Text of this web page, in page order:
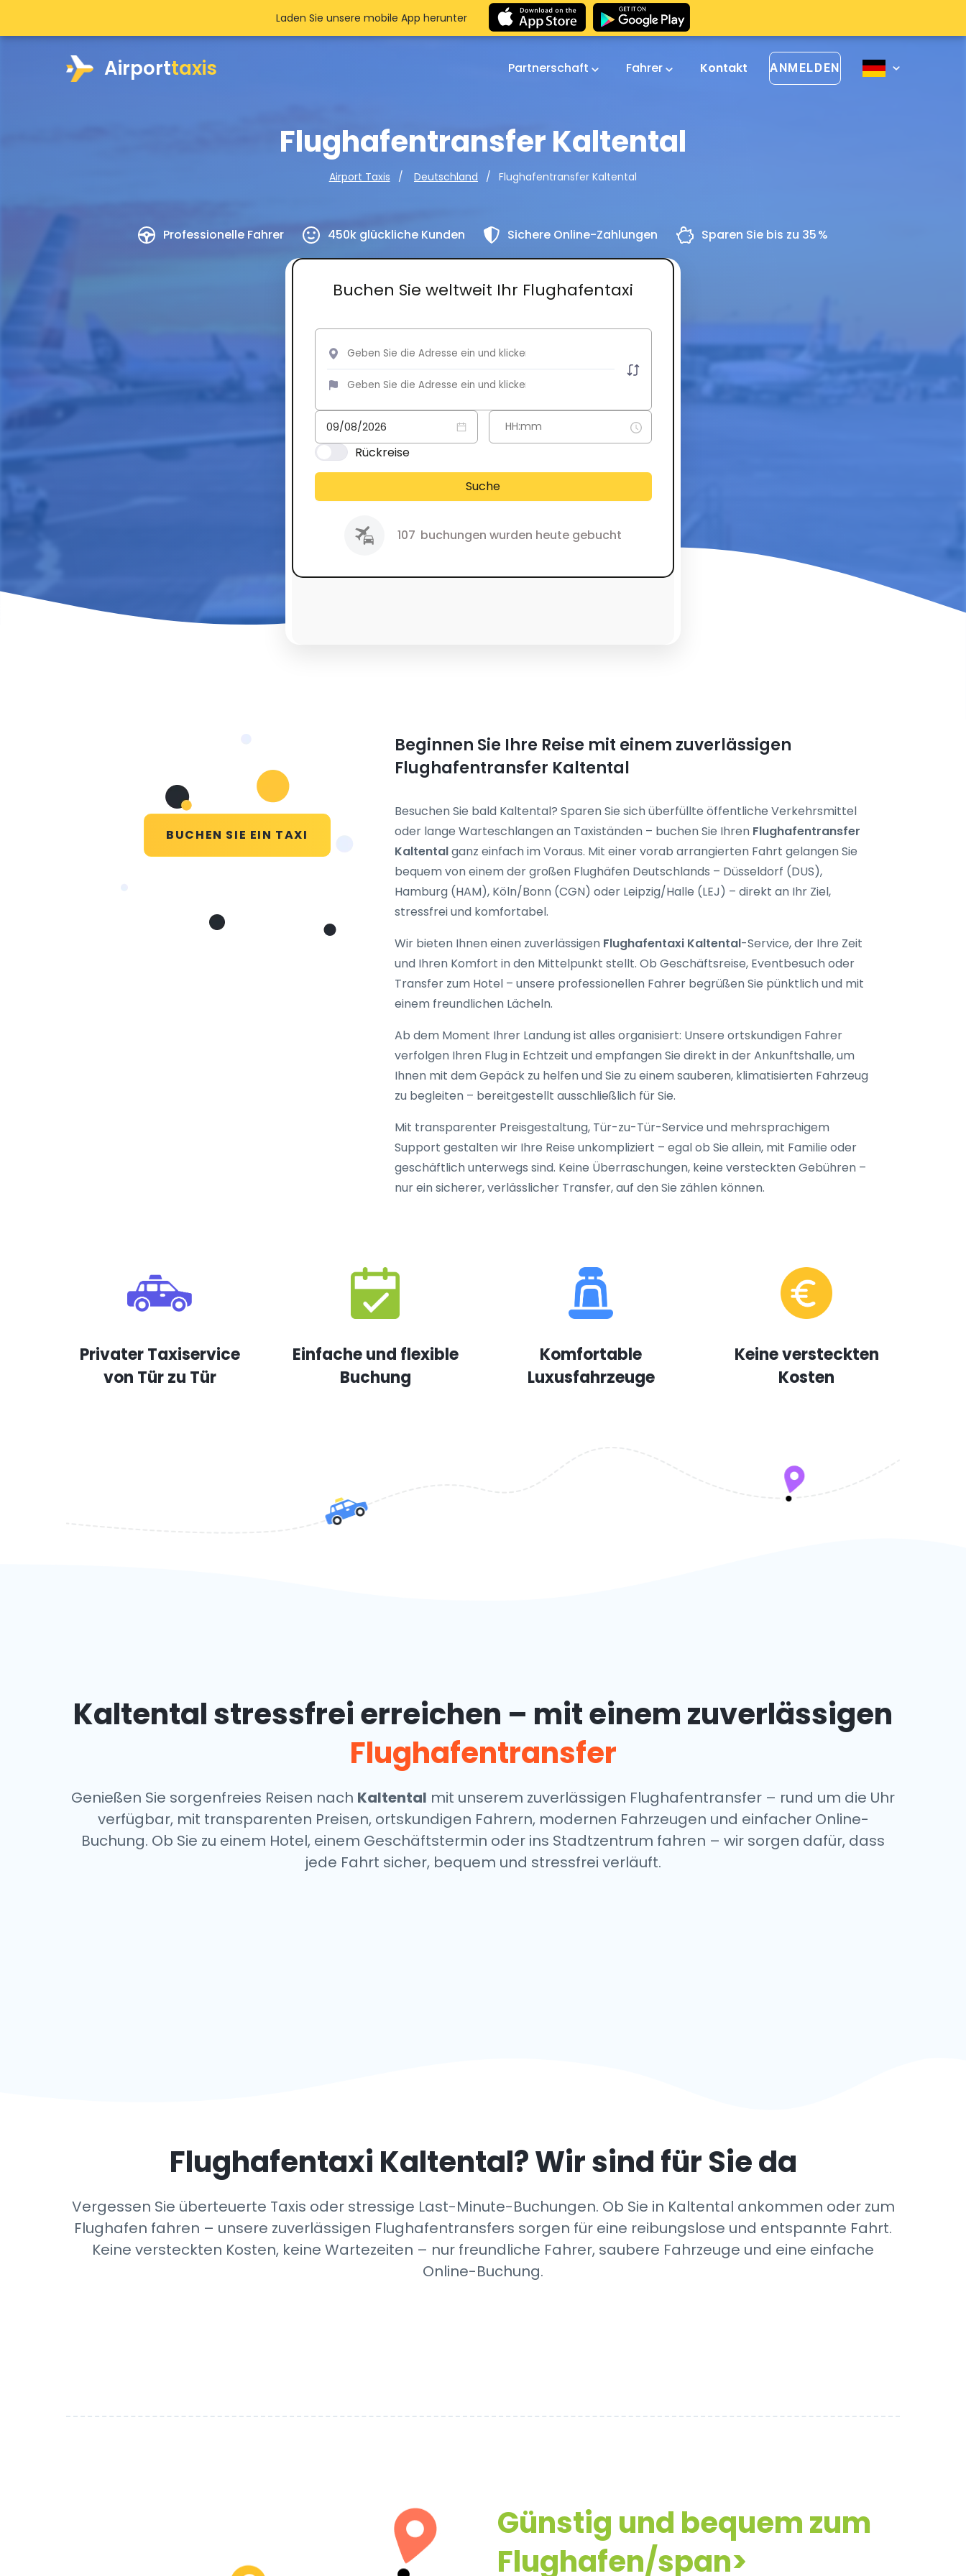
Airporttaxis Partnerschaft Fahrer Kontakt ANMELDEN
Flughafentransfer Kaltental
Airport Taxis Deutschland Flughafentransfer Kaltental
Professionelle Fahrer 450k glückliche Kunden Sichere Online-Zahlungen Sparen Sie bis zu 35 %
Buchen Sie weltweit Ihr Flughafentaxi
Rückreise
Suche
107 buchungen wurden heute gebucht
Laden Sie unsere mobile App herunter
BUCHEN SIE EIN TAXI
Beginnen Sie Ihre Reise mit einem zuverlässigen
Flughafentransfer Kaltental
Besuchen Sie bald Kaltental? Sparen Sie sich überfüllte öffentliche Verkehrsmittel
oder lange Warteschlangen an Taxiständen – buchen Sie Ihren Flughafentransfer
Kaltentalganz einfach im Voraus. Mit einer vorab arrangierten Fahrt gelangen Sie
bequem von einem der großen Flughäfen Deutschlands – Düsseldorf (DUS),
Hamburg (HAM), Köln/Bonn (CGN) oder Leipzig/Halle (LEJ) – direkt an Ihr Ziel,
stressfrei und komfortabel.
Wir bieten Ihnen einen zuverlässigen Flughafentaxi Kaltental-Service, der Ihre Zeit
und Ihren Komfort in den Mittelpunkt stellt. Ob Geschäftsreise, Eventbesuch oder
Transfer zum Hotel – unsere professionellen Fahrer begrüßen Sie pünktlich und mit
einem freundlichen Lächeln.
Ab dem Moment Ihrer Landung ist alles organisiert: Unsere ortskundigen Fahrer
verfolgen Ihren Flug in Echtzeit und empfangen Sie direkt in der Ankunftshalle, um
Ihnen mit dem Gepäck zu helfen und Sie zu einem sauberen, klimatisierten Fahrzeug
zu begleiten – bereitgestellt ausschließlich für Sie.
Mit transparenter Preisgestaltung, Tür-zu-Tür-Service und mehrsprachigem
Support gestalten wir Ihre Reise unkompliziert – egal ob Sie allein, mit Familie oder
geschäftlich unterwegs sind. Keine Überraschungen, keine versteckten Gebühren –
nur ein sicherer, verlässlicher Transfer, auf den Sie zählen können.
Privater Taxiservice
von Tür zu Tür
Einfache und flexible
Buchung
Komfortable
Luxusfahrzeuge
Keine versteckten
Kosten
Kaltental stressfrei erreichen – mit einem zuverlässigen
Flughafentransfer
Genießen Sie sorgenfreies Reisen nach Kaltental mit unserem zuverlässigen Flughafentransfer – rund um die Uhr
verfügbar, mit transparenten Preisen, ortskundigen Fahrern, modernen Fahrzeugen und einfacher Online-
Buchung. Ob Sie zu einem Hotel, einem Geschäftstermin oder ins Stadtzentrum fahren – wir sorgen dafür, dass
jede Fahrt sicher, bequem und stressfrei verläuft.
Flughafentaxi Kaltental? Wir sind für Sie da
Vergessen Sie überteuerte Taxis oder stressige Last-Minute-Buchungen. Ob Sie in Kaltental ankommen oder zum
Flughafen fahren – unsere zuverlässigen Flughafentransfers sorgen für eine reibungslose und entspannte Fahrt.
Keine versteckten Kosten, keine Wartezeiten – nur freundliche Fahrer, saubere Fahrzeuge und eine einfache
Online-Buchung.
Günstig und bequem zum
Flughafen/span>